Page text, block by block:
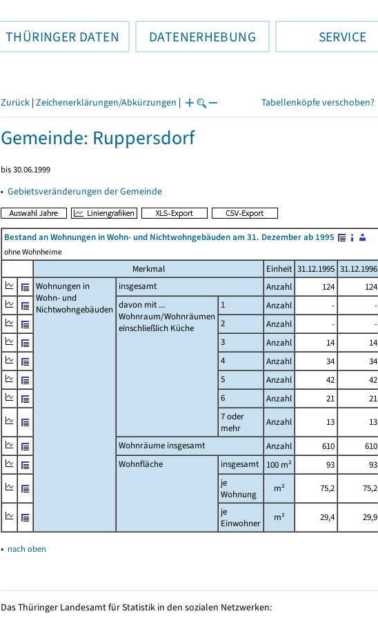
THÜRINGER DATEN DATENERHEBUNG SERVICE
Zurück | Zeichenerklärungen/Abkürzungen | Tabellenköpfe verschoben?
Gemeinde: Ruppersdorf
bis 30.06.1999
▸ Gebietsveränderungen der Gemeinde
Bestand an Wohnungen in Wohn- und Nichtwohngebäuden am 31. Dezember ab 1995
ohne Wohnheime
Merkmal Einheit 31.12.1995 31.12.1996
Wohnungen in
Wohn- und
Nichtwohngebäuden
insgesamt Anzahl 124 124
davon mit ...
Wohnraum/Wohnräumen
einschließlich Küche
1 Anzahl - -
2
Anzahl - -
3
Anzahl 14 14
4
Anzahl 34 34
5
Anzahl 42 42
6
Anzahl 21 21
7 oder
mehr
Anzahl 13 13
Wohnräume insgesamt
Anzahl 610 610
Wohnfläche
insgesamt 100 m² 93 93
je
Wohnung
m² 75,2 75,2
je
Einwohner
m² 29,4 29,9
▴ nach oben
Das Thüringer Landesamt für Statistik in den sozialen Netzwerken: